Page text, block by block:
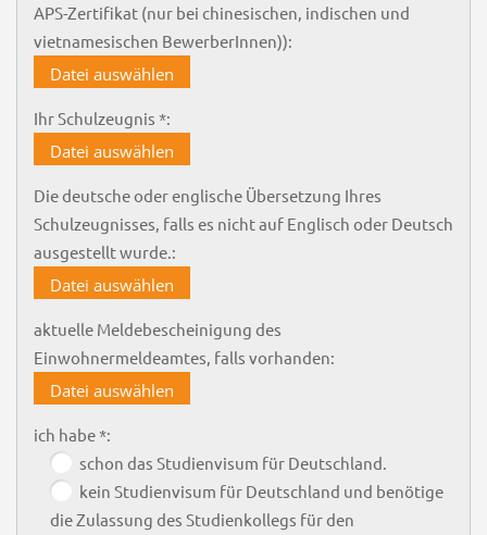
APS-Zertifikat (nur bei chinesischen, indischen und
vietnamesischen BewerberInnen)):
Datei auswählen
Ihr Schulzeugnis *:
Datei auswählen
Die deutsche oder englische Übersetzung Ihres
Schulzeugnisses, falls es nicht auf Englisch oder Deutsch
ausgestellt wurde.:
Datei auswählen
aktuelle Meldebescheinigung des
Einwohnermeldeamtes, falls vorhanden:
Datei auswählen
ich habe *:
schon das Studienvisum für Deutschland.
kein Studienvisum für Deutschland und benötige
die Zulassung des Studienkollegs für den